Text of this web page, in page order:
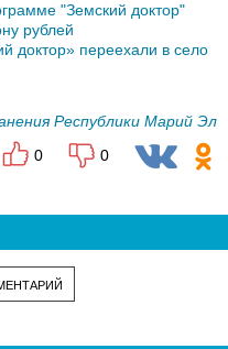
"Земский доктор"
рублей
доктор» переехали в село
Республики Марий Эл
0
0